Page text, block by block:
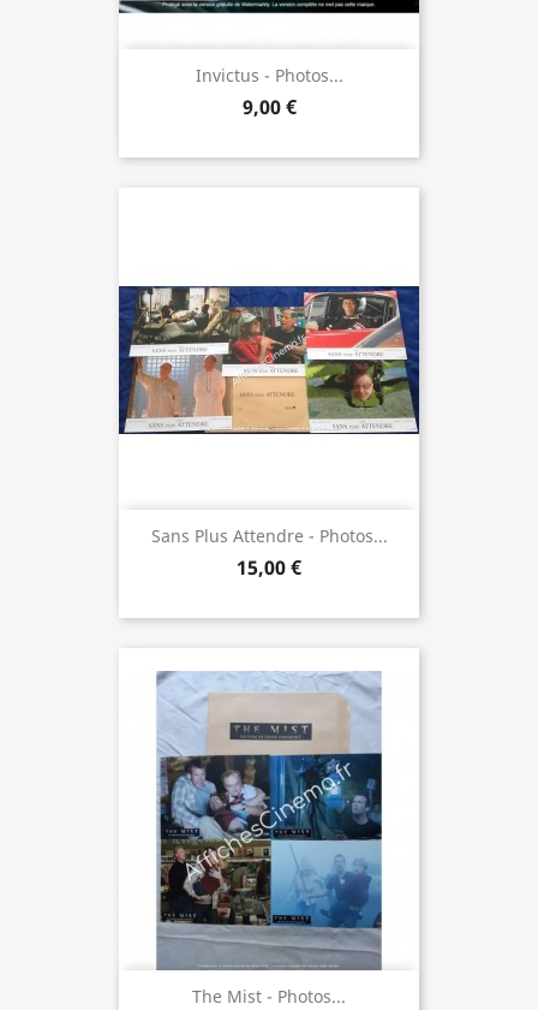
Invictus - Photos...
9,00 €
Sans Plus Attendre - Photos...
15,00 €
The Mist - Photos...